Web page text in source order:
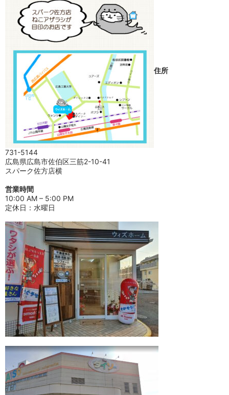
住所
731-5144
広島県広島市佐伯区三筋2-10-41
スパーク佐方店横
営業時間
10:00 AM – 5:00 PM
定休日：水曜日